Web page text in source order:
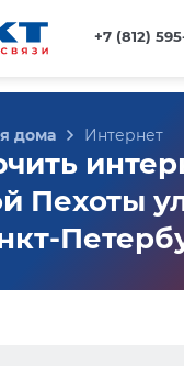
+7 (812)
дома Интернет
Пехоты